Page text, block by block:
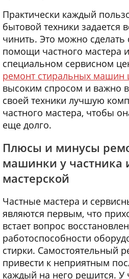
Практически каждый
бытовой техники задается
чинить. Это можно сделать
помощи частного мастера
специальном сервисном
ремонт стиральных машин
высоким спросом и важно
своей техники лучшую
частного мастера, чтобы
еще долго.
Плюсы и минусы
машинки у частника
мастерской
Частные мастера и
являются первым, что
встает вопрос
работоспособности
стирки. Самостоятельный
привести к неприятным
каждый на него решится. У